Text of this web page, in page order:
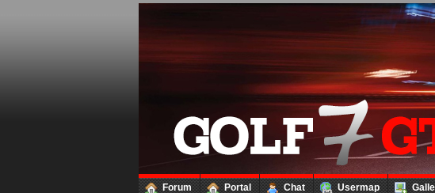
Forum Portal Chat Usermap
Loginbox
Trage
bitte
in
die
nachfolgenden
Felder
Deinen
Benutzernamen
und
Kennwort